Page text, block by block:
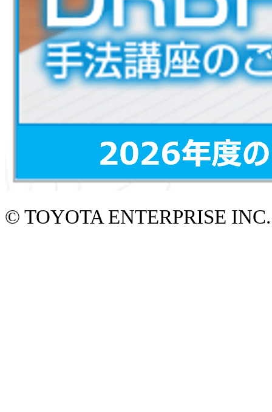
© TOYOTA ENTERPRISE INC.